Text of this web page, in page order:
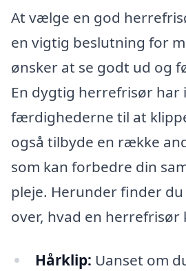
At vælge en god
en vigtig beslutning for
ønsker at se godt ud og
En dygtig herrefrisør har
færdighederne til at
også tilbyde en række
som kan forbedre din
pleje. Herunder finder
over, hvad en
Hårklip: Uanset om